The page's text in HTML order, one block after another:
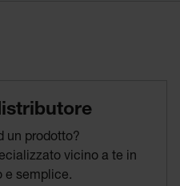
un prodotto?
vicino a te in
e semplice.